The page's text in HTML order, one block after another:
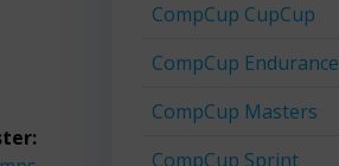
CompCup CupCup
CompCup Endurance
CompCup Masters
CompCup Sprint